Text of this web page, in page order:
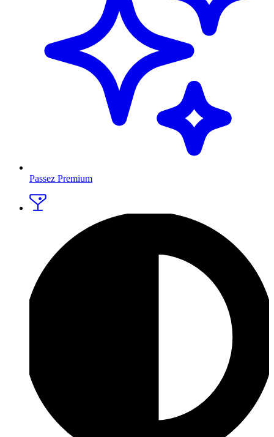
Passez Premium